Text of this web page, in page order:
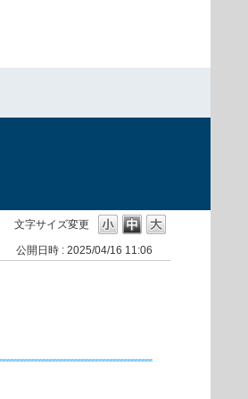
文字サイズ変更
公開日時 : 2025/04/16 11:06